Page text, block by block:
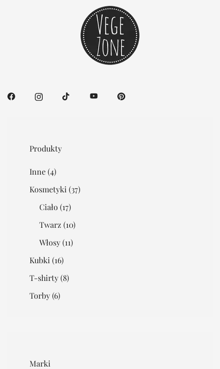
Produkty
Inne(4)
Kosmetyki (37)
Ciało (17)
Twarz (10)
Włosy(11)
Kubki (16)
T-shirty(8)
Torby(6)
Marki